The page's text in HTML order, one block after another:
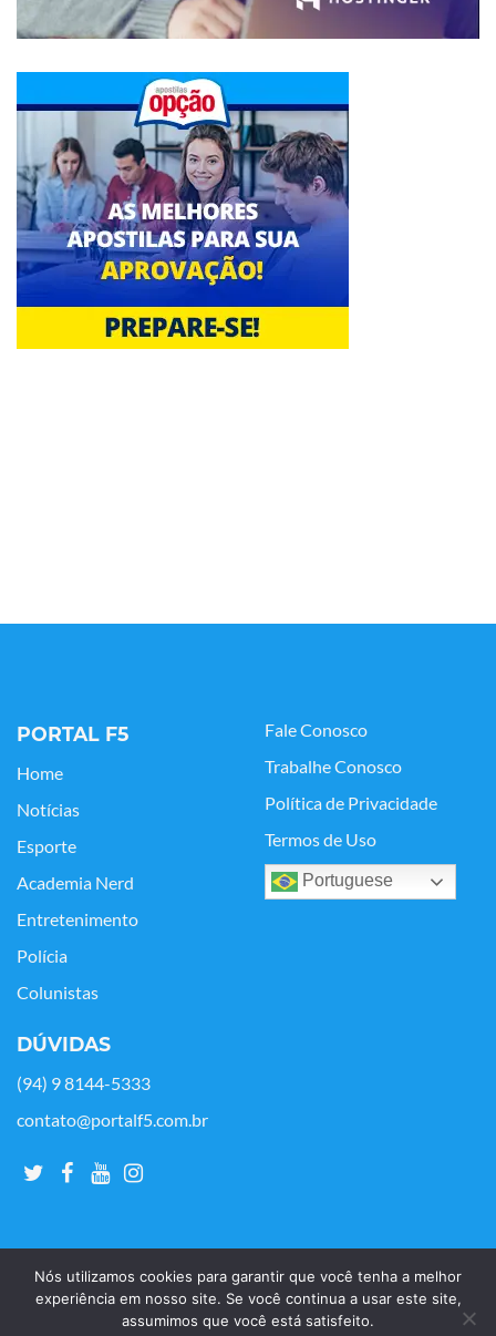
PORTAL F5
Home
Notícias
Esporte
Academia Nerd
Entretenimento
Polícia
Colunistas
Fale Conosco
Trabalhe Conosco
Política de Privacidade
Termos de Uso
Portuguese
DÚVIDAS
(94) 9 8144-5333
contato@portalf5.com.br
Nós utilizamos cookies para garantir que você tenha a melhor
experiência em nosso site. Se você continua a usar este site,
assumimos que você está satisfeito.